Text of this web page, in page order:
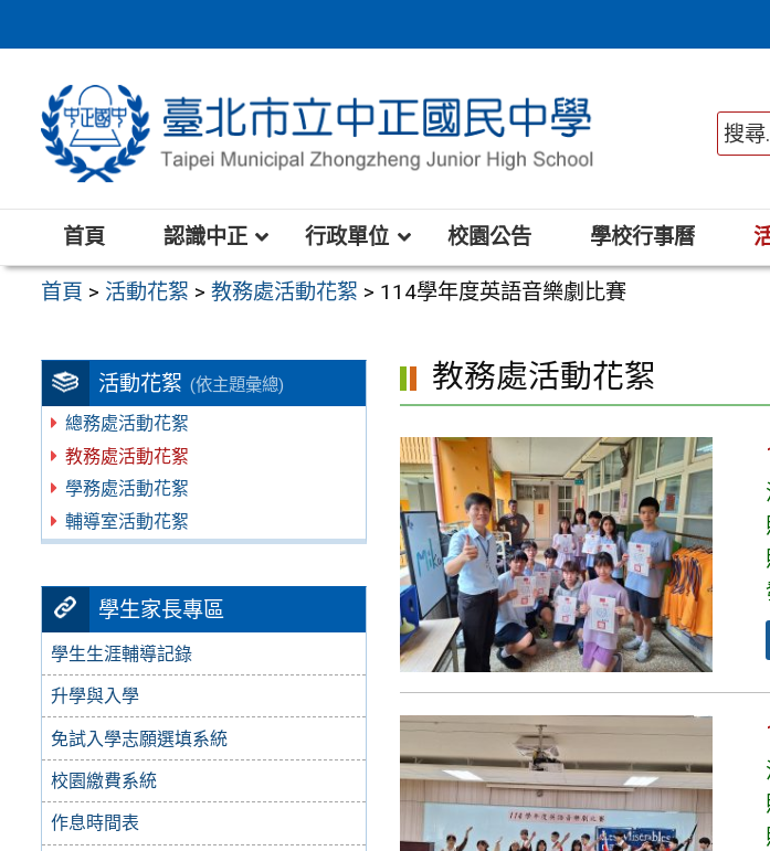
至
區
首頁 認識中正 行政單位 校園公告 學校行事曆
首頁 > 活動花絮 >教務處活動花絮 > 114學年度英語音樂劇比賽
活動花絮 (依主題彙總)
總務處活動花絮
教務處活動花絮
學務處活動花絮
輔導室活動花絮
學生家長專區
學生生涯輔導記錄
升學與入學
免試入學志願選填系統
校園繳費系統
作息時間表
教務處活動花絮